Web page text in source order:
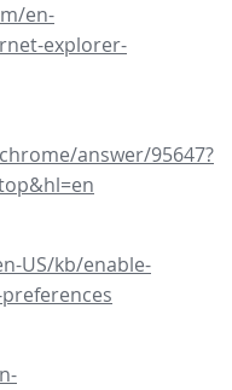
en-
explorer-
answer/95647?
US/kb/enable-